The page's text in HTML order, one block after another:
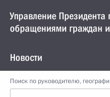
Управление Президента
обращениями граждан
Новости
Поиск по руководителю,